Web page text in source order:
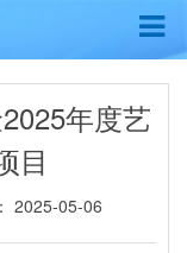
年度艺
目
2025-05-06